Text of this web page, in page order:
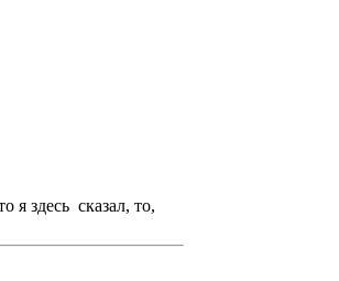
я здесь сказал, то,